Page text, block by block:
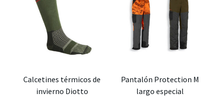
Calcetines térmicos de
invierno Diotto
Pantalón Protection M
largo especial